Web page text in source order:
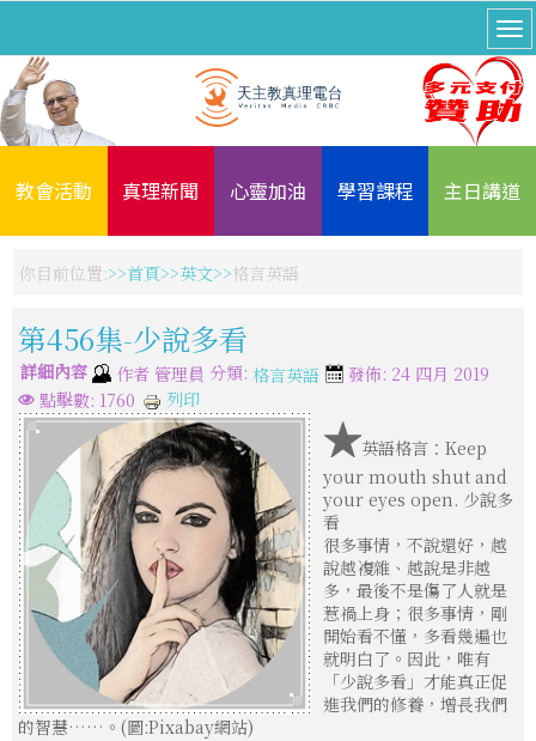
教會活動 真理新聞 心靈加油 學習課程 主日講道
你目前位置: 首頁 英文 格言英語
第456集-少說多看
詳細內容 作者 管理員 分類: 格言英語
發佈: 24 四月 2019
點擊數: 1760
列印
★英語格言：Keep
your mouth shut and
your eyes open. 少說多
看
很多事情，不說還好，越
說越複雜、越說是非越
多，最後不是傷了人就是
惹禍上身；很多事情，剛
開始看不懂，多看幾遍也
就明白了。因此，唯有
「少說多看」才能真正促
進我們的修養，增長我們
的智慧……。(圖:Pixabay網站)